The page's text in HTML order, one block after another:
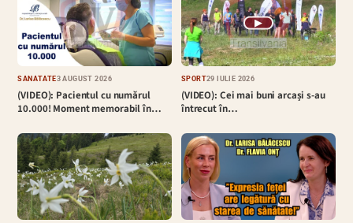
SĂNĂTATE3 AUGUST 2026
(VIDEO): Pacientul cu numărul
10.000! Moment memorabil în…
▶
SPORT29 IULIE 2026
(VIDEO): Cei mai buni arcași s-au
întrecut în…